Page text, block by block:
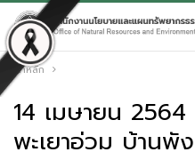
หน้าหลัก
14 เมษายน
พะเยาอ่วม บ้านพั